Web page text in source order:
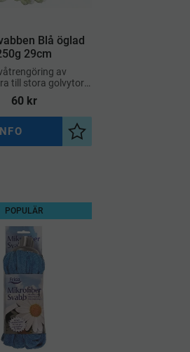
Blå öglad
29cm
av
till stora golvytor i
och professionella
miljöer
60kr
Lägg till i önskelista
POPULÄR